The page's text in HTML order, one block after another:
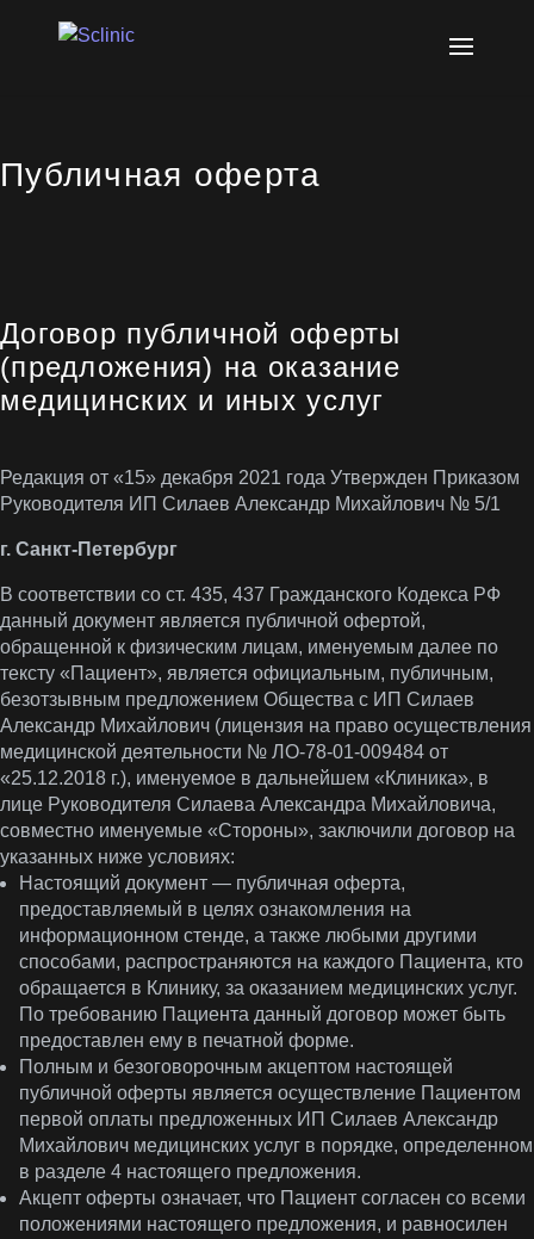
Публичная оферта
Договор публичной оферты
(предложения) на оказание
медицинских и иных услуг
Редакция от «15» декабря 2021 года Утвержден Приказом
Руководителя ИП Силаев Александр Михайлович № 5/1
г. Санкт-Петербург
В соответствии со ст. 435, 437 Гражданского Кодекса РФ
данный документ является публичной офертой,
обращенной к физическим лицам, именуемым далее по
тексту «Пациент», является официальным, публичным,
безотзывным предложением Общества с ИП Силаев
Александр Михайлович (лицензия на право осуществления
медицинской деятельности № ЛО-78-01-009484 от
«25.12.2018 г.), именуемое в дальнейшем «Клиника», в
лице Руководителя Силаева Александра Михайловича,
совместно именуемые «Стороны», заключили договор на
указанных ниже условиях:
Настоящий документ — публичная оферта,
предоставляемый в целях ознакомления на
информационном стенде, а также любыми другими
способами, распространяются на каждого Пациента, кто
обращается в Клинику, за оказанием медицинских услуг.
По требованию Пациента данный договор может быть
предоставлен ему в печатной форме.
Полным и безоговорочным акцептом настоящей
публичной оферты является осуществление Пациентом
первой оплаты предложенных ИП Силаев Александр
Михайлович медицинских услуг в порядке, определенном
в разделе 4 настоящего предложения.
Акцепт оферты означает, что Пациент согласен со всеми
положениями настоящего предложения, и равносилен